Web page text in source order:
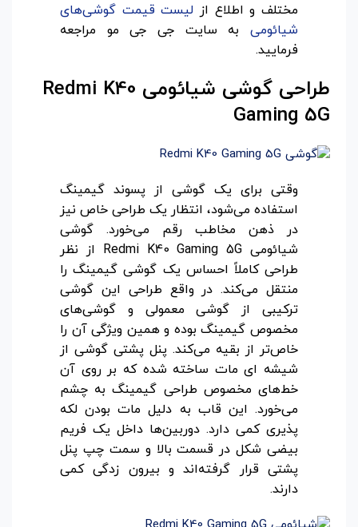
مختلف و اطلاع از لیست قیمت گوشی‌های
شیائومی به سایت جی جی مو مراجعه
فرمایید.
طراحی گوشی شیائومی Redmi K40
Gaming 5G
وقتی برای یک گوشی از پسوند گیمینگ
استفاده می‌شود، انتظار یک طراحی خاص نیز
در ذهن مخاطب رقم می‌خورد. گوشی
شیائومی Redmi K40 Gaming 5G از نظر
طراحی کاملاً احساس یک گوشی گیمینگ را
منتقل می‌کند. در واقع طراحی این گوشی
ترکیبی از گوشی معمولی و گوشی‌های
مخصوص گیمینگ بوده و همین ویژگی آن را
خاص‌تر از بقیه می‌کند. پنل پشتی گوشی از
شیشه ای مات ساخته شده که بر روی آن
خط‌های مخصوص طراحی گیمینگ به چشم
می‌خورد. این قاب به دلیل مات بودن لکه
پذیری کمی دارد. دوربین‌ها داخل یک فریم
بیضی شکل در قسمت بالا و سمت چپ پنل
پشتی قرار گرفته‌اند و بیرون زدگی کمی
دارند.